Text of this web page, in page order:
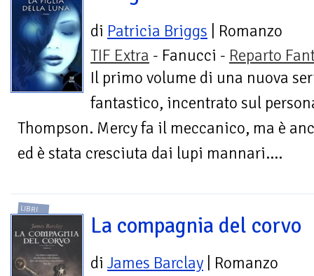
di Patricia Briggs | Romanzo
TIF Extra - Fanucci - Reparto
Il primo volume di una nuova
fantastico, incentrato sul
Thompson. Mercy fa il meccanico, ma è
ed è stata cresciuta dai lupi mannari....
LIBRI
La compagnia del corvo
di James Barclay | Romanzo